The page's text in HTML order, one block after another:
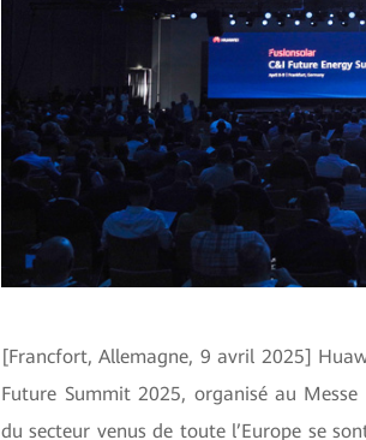
[Francfort, Allemagne, 9 avril 2025]
Future Summit 2025, organisé au
du secteur venus de toute l’Europe se